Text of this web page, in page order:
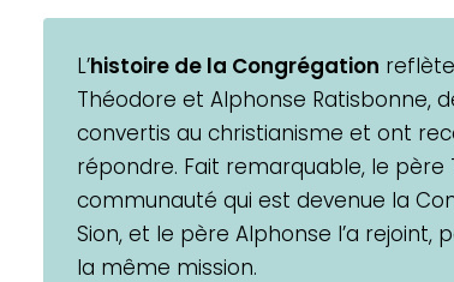
L’ histoire de la Congrégation
Théodore et Alphonse Ratisbonne,
convertis au christianisme et ont
répondre. Fait remarquable, le père
communauté qui est devenue la
Sion, et le père Alphonse l’a
la même mission.